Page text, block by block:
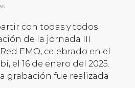
con todas y todos
de la jornada III
EMO, celebrado en el
el 16 de enero del 2025.
grabación fue realizada